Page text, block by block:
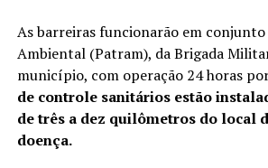
As barreiras funcionarão em
Ambiental (Patram), da Brigada
município, com operação 24 horas
de controle sanitários estão
de três a dez quilômetros do local
doença.